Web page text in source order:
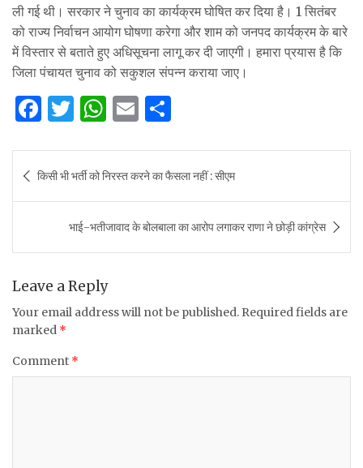
ली गई थी। सरकार ने चुनाव का कार्यक्रम घोषित कर दिया है। 1 सितंबर
को राज्य निर्वाचन आयोग घोषणा करेगा और शाम को जनपद कार्यक्रम के बारे
में विस्तार से बताते हुए अधिसूचना लागू कर दी जाएगी। हमारा प्रयास है कि
जिला पंचायत चुनाव को सकुशल संपन्न कराया जाए।
F
c
e
b
o
k
T
it
te
r
W
at
s
A
p
p
E
ai
l
ar
e
navigation
किसी भी भर्ती को निरस्त करने का फैसला नहीं : सीएम
भाई-भतीजावाद के बोलबाला का आरोप लगाकर राणा ने छोड़ी कांग्रेस
Leave a Reply
Your email address will not be published. Required fields are
marked *
Comment *